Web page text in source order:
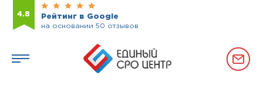
4.8
Рейтинг в Google
на основании 50 отзывов